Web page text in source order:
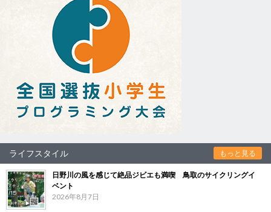
ライフスタイル もっと見る
日野川の風を感じて絶品ジビエも満喫 鳥取のサイクリングイ
ベント
2026年8月7日